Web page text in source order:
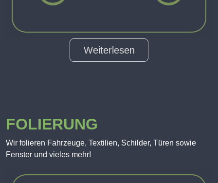
Weiterlesen
FOLIERUNG
Wir folieren Fahrzeuge, Textilien, Schilder, Türen sowie
Fenster und vieles mehr!